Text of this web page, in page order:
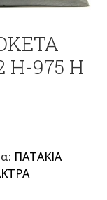
Η-975 Η
ΠΑΤΑΚΙΑ